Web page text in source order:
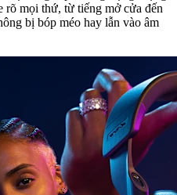
rõ mọi thứ, từ tiếng mở cửa đến
bị bóp méo hay lẫn vào âm